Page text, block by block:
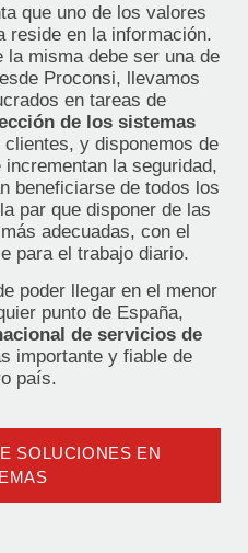
que uno de los valores
reside en la información.
misma debe ser una de
Proconsi, llevamos
en tareas de
de los sistemas
clientes, y disponemos de
la seguridad,
beneficiarse de todos los
par que disponer de las
adecuadas, con el
para el trabajo diario.
poder llegar en el menor
punto de España,
de servicios de
importante y fiable de
país.
SOLUCIONES EN